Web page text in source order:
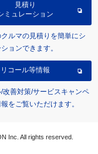
見積り
ミュレーション
ルマの見積りを簡単にシ
ョンできます。
リコール等情報
/改善対策/サービスキャンペ
をご覧いただけます。
Inc. All rights reserved.